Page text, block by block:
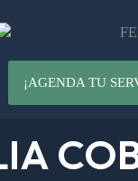
¡AGENDA TU